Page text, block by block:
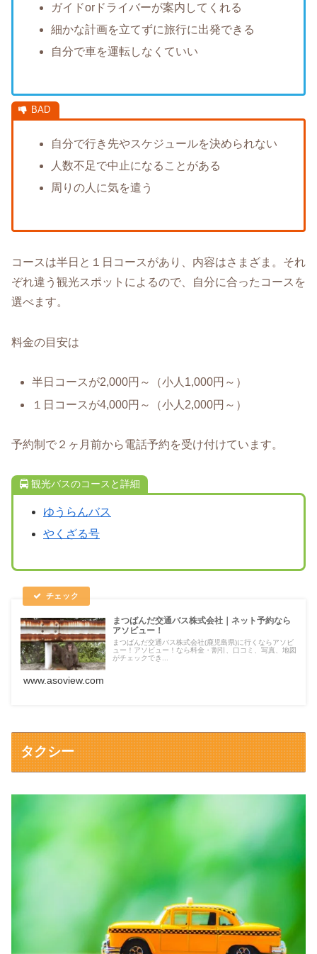
ガイドorドライバーが案内してくれる
細かな計画を立てずに旅行に出発できる
自分で車を運転しなくていい
自分で行き先やスケジュールを決められない
人数不足で中止になることがある
周りの人に気を遣う
コースは半日と１日コースがあり、内容はさまざま。それ
ぞれ違う観光スポットによるので、自分に合ったコースを
選べます。
料金の目安は
半日コースが2,000円～（小人1,000円～）
１日コースが4,000円～（小人2,000円～）
予約制で２ヶ月前から電話予約を受け付けています。
観光バスのコースと詳細
ゆうらんバス
やくざる号
まつばんだ交通バス株式会社｜ネット予約なら
アソビュー！
まつばんだ交通バス株式会社(鹿児島県)に行くならアソビ
ュー！アソビュー！なら料金・割引、口コミ、写真、地図
がチェックでき...
www.asoview.com
タクシー